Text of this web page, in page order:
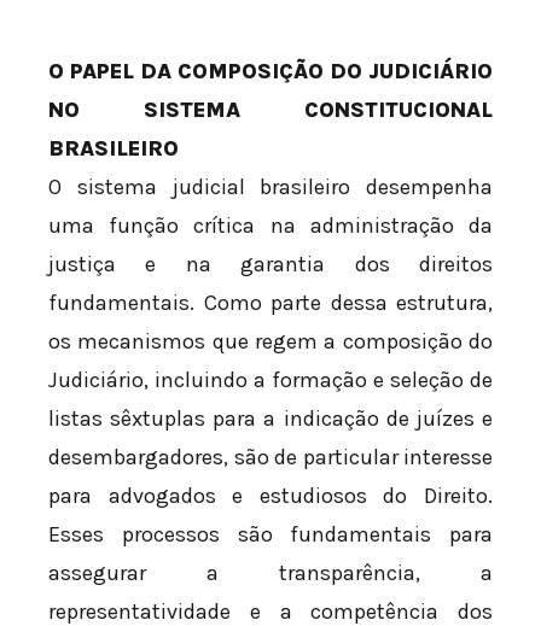
O PAPEL DA COMPOSIÇÃO DO JUDICIÁRIO
NO SISTEMA CONSTITUCIONAL
BRASILEIRO
O sistema judicial brasileiro desempenha
uma função crítica na administração da
justiça e na garantia dos direitos
fundamentais. Como parte dessa estrutura,
os mecanismos que regem a composição do
Judiciário, incluindo a formação e seleção de
listas sêxtuplas para a indicação de juízes e
desembargadores, são de particular interesse
para advogados e estudiosos do Direito.
Esses processos são fundamentais para
assegurar a transparência, a
representatividade e a competência dos